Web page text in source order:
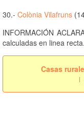
30.- Colònia Vilafruns
INFORMACIÓN
calculadas en linea recta.
Casas